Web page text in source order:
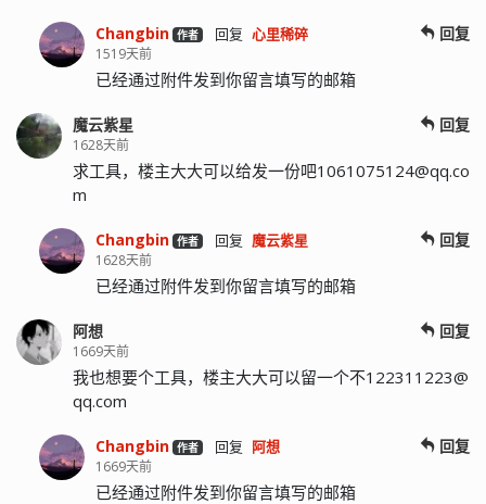
Changbin 作者 回复 心里稀碎
1519天前
回复
已经通过附件发到你留言填写的邮箱
魔云紫星
1628天前
回复
求工具，楼主大大可以给发一份吧1061075124@qq.co
m
Changbin 作者 回复 魔云紫星
1628天前
回复
已经通过附件发到你留言填写的邮箱
阿想
1669天前
回复
我也想要个工具，楼主大大可以留一个不122311223@
qq.com
Changbin 作者 回复 阿想
1669天前
回复
已经通过附件发到你留言填写的邮箱